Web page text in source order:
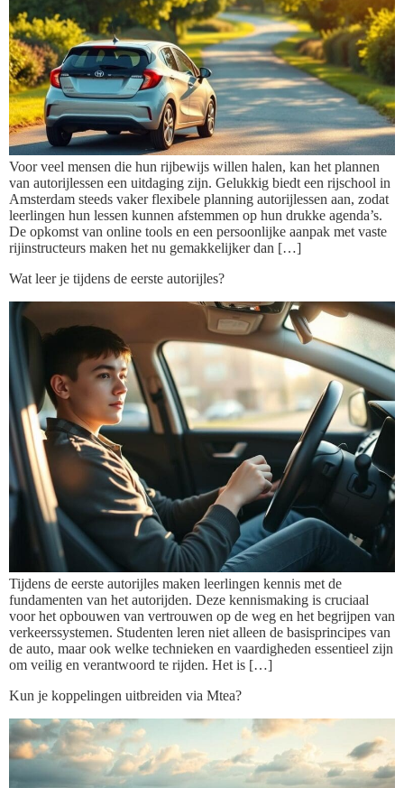
Voor veel mensen die hun rijbewijs willen halen, kan het plannen
van autorijlessen een uitdaging zijn. Gelukkig biedt een rijschool in
Amsterdam steeds vaker flexibele planning autorijlessen aan, zodat
leerlingen hun lessen kunnen afstemmen op hun drukke agenda’s.
De opkomst van online tools en een persoonlijke aanpak met vaste
rijinstructeurs maken het nu gemakkelijker dan […]
Wat leer je tijdens de eerste autorijles?
Tijdens de eerste autorijles maken leerlingen kennis met de
fundamenten van het autorijden. Deze kennismaking is cruciaal
voor het opbouwen van vertrouwen op de weg en het begrijpen van
verkeerssystemen. Studenten leren niet alleen de basisprincipes van
de auto, maar ook welke technieken en vaardigheden essentieel zijn
om veilig en verantwoord te rijden. Het is […]
Kun je koppelingen uitbreiden via Mtea?